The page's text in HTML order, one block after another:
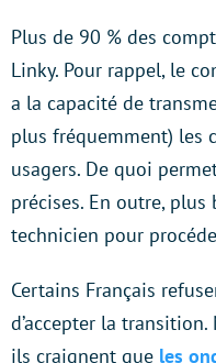
Plus de 90 % des
Linky. Pour rappel, le
a la capacité de
plus fréquemment) les
usagers. De quoi
précises. En outre, plus
technicien pour
Certains Français
d’accepter la
ils craignent que les